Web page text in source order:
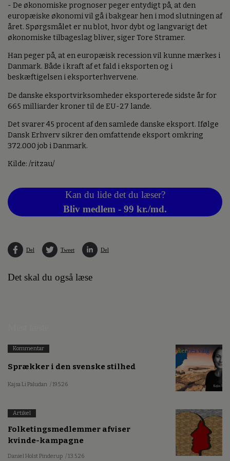
- De økonomiske prognoser peger entydigt på, at den
europæiske økonomi vil gå i bakgear hen i mod slutningen af
året. Spørgsmålet er nu blot, hvor dybt og langvarigt det
økonomiske tilbageslag bliver, siger Tore Stramer.
Han peger på, at en europæisk recession vil kunne mærkes i
Danmark. Både i kraft af et fald i eksporten og i
beskæftigelsen i eksporterhvervene.
De danske eksportvirksomheder eksporterede sidste år for
665 milliarder kroner til de EU-27 lande.
Det svarer 45 procent af den samlede danske eksport. Ifølge
Dansk Erhverv sikrer den omfattende eksport omkring
372.000 job i Danmark.
Kilde: /ritzau/
Kan du lide det du læser?
Bliv medlem - 99 kr./md.
Del Tweet Del
Det skal du også læse
Kommentar
Sprækker i den svenske stilhed
Kajsa Li Paludan / 19.5.26
Artikel
Folketingsmedlemmer afviser
kvinde-kampagne
Daniel Holst Pinderup / 13.5.26